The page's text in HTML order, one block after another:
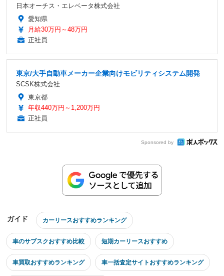
日本オーチス・エレベータ株式会社
愛知県
月給30万円～48万円
正社員
東京/大手自動車メーカー企業向けモビリティシステム開発
SCSK株式会社
東京都
年収440万円～1,200万円
正社員
Sponsored by
ガイド カーリースおすすめランキング
車のサブスクおすすめ比較 短期カーリースおすすめ
車買取おすすめランキング 車一括査定サイトおすすめランキング